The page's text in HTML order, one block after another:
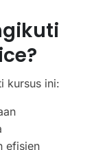
kursus ini:
efisien